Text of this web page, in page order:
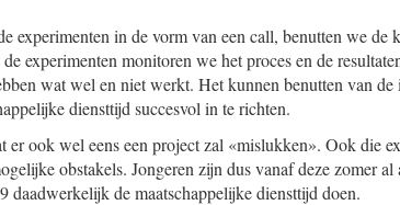
experimenten in de vorm van een call, benutten we de
experimenten monitoren we het proces en de
wat wel en niet werkt. Het kunnen benutten van
diensttijd succesvol in te richten.
er ook wel eens een project zal «mislukken». Ook die
obstakels. Jongeren zijn dus vanaf deze zomer al
daadwerkelijk de maatschappelijke diensttijd doen.